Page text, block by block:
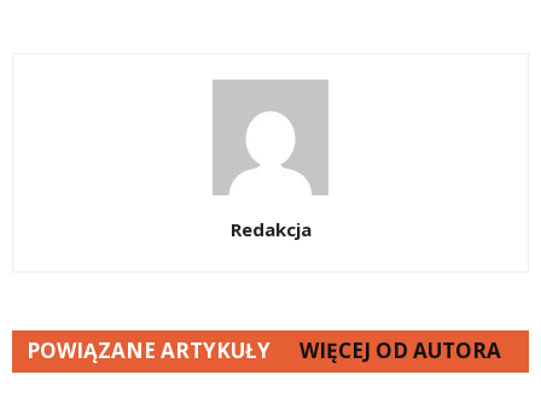
Redakcja
POWIĄZANE ARTYKUŁY WIĘCEJ OD AUTORA